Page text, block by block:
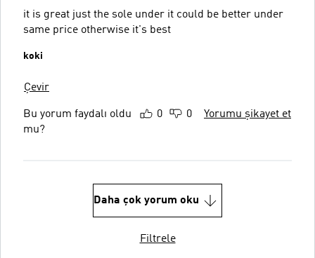
it is great just the sole under it could be better under
same price otherwise it's best
koki
Çevir
Bu yorum faydalı oldu
mu?
0 0 Yorumu şikayet et
Daha çok yorum oku
Filtrele